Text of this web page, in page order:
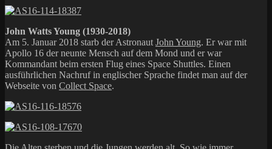
John Watts Young (1930-2018)
Am 5. Januar 2018 starb der Astronaut John Young. Er war mit
Apollo 16 der neunte Mensch auf dem Mond und er war
Kommandant beim ersten Flug eines Space Shuttles. Einen
ausführlichen Nachruf in englischer Sprache findet man auf der
Webseite von Collect Space.